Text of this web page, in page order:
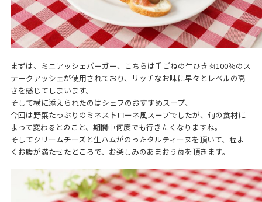
まずは、ミニアッシェバーガー、こちらは手ごねの牛ひき肉100％のス
テークアッシェが使用されており、リッチなお味に早々とレベルの高
さを感じてしまいます。
そして横に添えられたのはシェフのおすすめスープ、
今回は野菜たっぷりのミネストローネ風スープでしたが、旬の食材に
よって変わるとのこと、期間中何度でも行きたくなりますね。
そしてクリームチーズと生ハムがのったタルティーヌを頂いて、程よ
くお腹が満たせたところで、お楽しみのあまおう苺を頂きます。